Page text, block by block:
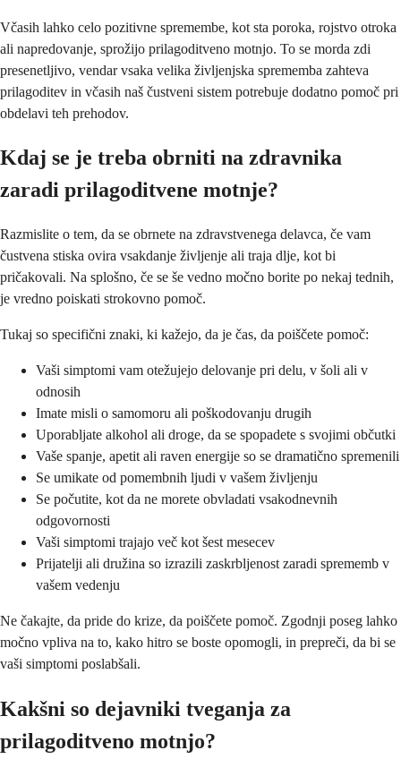
Včasih lahko celo pozitivne spremembe, kot sta poroka, rojstvo otroka
ali napredovanje, sprožijo prilagoditveno motnjo. To se morda zdi
presenetljivo, vendar vsaka velika življenjska sprememba zahteva
prilagoditev in včasih naš čustveni sistem potrebuje dodatno pomoč pri
obdelavi teh prehodov.
Kdaj se je treba obrniti na zdravnika
zaradi prilagoditvene motnje?
Razmislite o tem, da se obrnete na zdravstvenega delavca, če vam
čustvena stiska ovira vsakdanje življenje ali traja dlje, kot bi
pričakovali. Na splošno, če se še vedno močno borite po nekaj tednih,
je vredno poiskati strokovno pomoč.
Tukaj so specifični znaki, ki kažejo, da je čas, da poiščete pomoč:
Vaši simptomi vam otežujejo delovanje pri delu, v šoli ali v
odnosih
Imate misli o samomoru ali poškodovanju drugih
Uporabljate alkohol ali droge, da se spopadete s svojimi občutki
Vaše spanje, apetit ali raven energije so se dramatično spremenili
Se umikate od pomembnih ljudi v vašem življenju
Se počutite, kot da ne morete obvladati vsakodnevnih
odgovornosti
Vaši simptomi trajajo več kot šest mesecev
Prijatelji ali družina so izrazili zaskrbljenost zaradi sprememb v
vašem vedenju
Ne čakajte, da pride do krize, da poiščete pomoč. Zgodnji poseg lahko
močno vpliva na to, kako hitro se boste opomogli, in prepreči, da bi se
vaši simptomi poslabšali.
Kakšni so dejavniki tveganja za
prilagoditveno motnjo?